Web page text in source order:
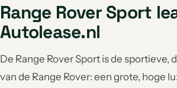
Range Rover Sport
Autolease.nl
De Range Rover Sport is de sportieve,
van de Range Rover: een grote, hoge